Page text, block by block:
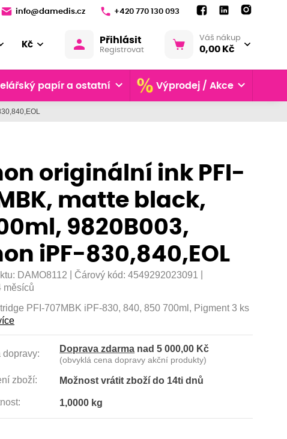
info@damedis.cz +420 770 130 093
Kč Přihlásit
Registrovat
Váš nákup
0,00 Kč
papír a ostatní Výprodej / Akce
originální ink PFI-
matte black,
9820B003,
iPF-830,840,EOL
DAMO8112 Čárový kód: 4549292023091
měsíců
PFI-707MBK iPF-830, 840, 850 700ml, Pigment 3 ks
dopravy:
Doprava zdarma nad 5 000,00 Kč
(obvyklá cena dopravy akční produkty)
zboží: Možnost vrátit zboží do 14ti dnů
1,0000 kg